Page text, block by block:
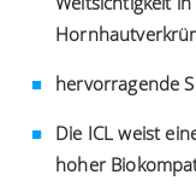
hervorragende
Die ICL weist
hoher